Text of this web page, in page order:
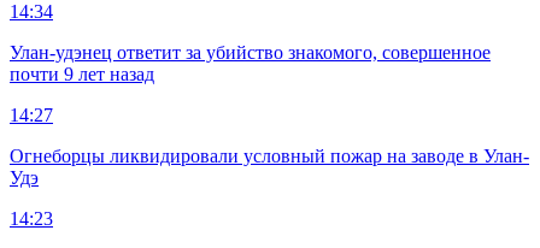
14:34
Улан-удэнец ответит за убийство знакомого, совершенное
почти 9 лет назад
14:27
Огнеборцы ликвидировали условный пожар на заводе в Улан-
Удэ
14:23